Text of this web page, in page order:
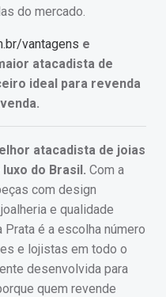
do mercado.
vantagens e
atacadista de
ideal para revenda
atacadista de joias
do Brasil. Com a
com design
e qualidade
Prata é a escolha número
e lojistas em todo o
desenvolvida para
quem revende